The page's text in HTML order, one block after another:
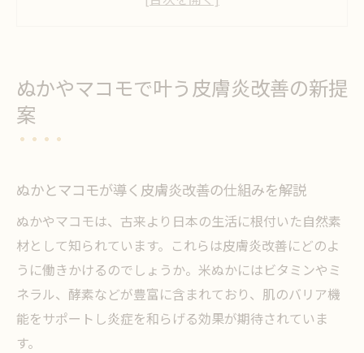
マコモ活用で期待できる皮膚炎の自然治癒
自然派セルフケアに学ぶ米ぬかの役割
米ぬかが持つ皮膚炎改善への有効成分を徹
底解説
マコモと米ぬかの組み合わせによるセルフ
ケア実践法
米ぬかアレルギー症状への正しい対処と注
ぬかやマコモで叶う皮膚炎改善の新提
案
ぬかとマコモが導く皮膚炎改善の仕組みを解説
ぬかやマコモは、古来より日本の生活に根付いた自然素
材として知られています。これらは皮膚炎改善にどのよ
うに働きかけるのでしょうか。米ぬかにはビタミンやミ
ネラル、酵素などが豊富に含まれており、肌のバリア機
能をサポートし炎症を和らげる効果が期待されていま
す。